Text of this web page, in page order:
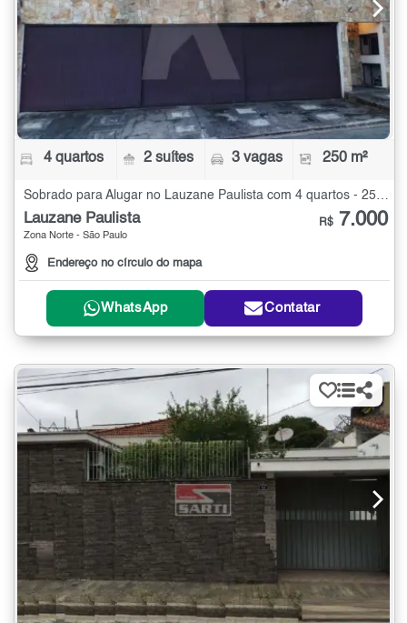
4 quartos 2 suítes 3 vagas 250 m²
Sobrado para Alugar no Lauzane Paulista com 4 quartos - 250 m²
Lauzane Paulista
Zona Norte - São Paulo
Endereço no círculo do mapa
R$ 7.000
WhatsApp Contatar